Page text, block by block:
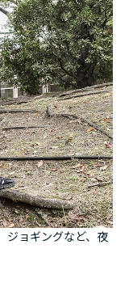
ジョギングなど、夜